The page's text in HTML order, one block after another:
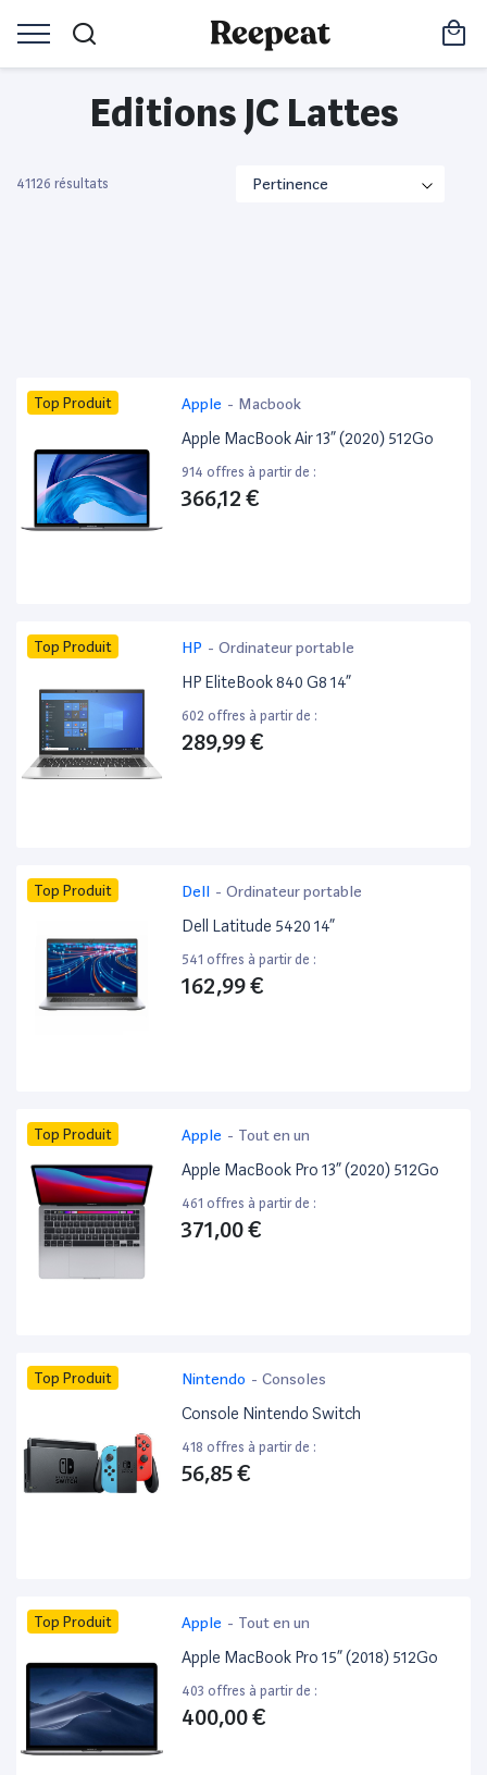
Editions JC Lattes
41126 résultats
Top Produit Apple - Macbook
Apple MacBook Air 13” (2020) 512Go
914 offres à partir de :
366,12 €
Top Produit HP - Ordinateur portable
HP EliteBook 840 G8 14”
602 offres à partir de :
289,99 €
Top Produit Dell - Ordinateur portable
Dell Latitude 5420 14”
541 offres à partir de :
162,99 €
Top Produit Apple - Tout en un
Apple MacBook Pro 13” (2020) 512Go
461 offres à partir de :
371,00 €
Top Produit Nintendo - Consoles
Console Nintendo Switch
418 offres à partir de :
56,85 €
Top Produit Apple - Tout en un
Apple MacBook Pro 15” (2018) 512Go
403 offres à partir de :
400,00 €